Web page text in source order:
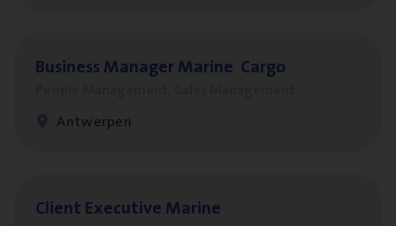
Busi­ness Mana­ger Mari­ne Cargo
Antwerpen
Client Exe­cu­ti­ve Marine